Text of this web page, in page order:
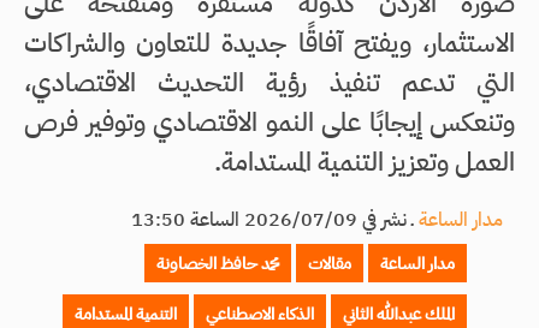
الاستثمار، ويفتح آفاقًا جديدة للتعاون والشراكات
التي تدعم تنفيذ رؤية التحديث الاقتصادي،
وتنعكس إيجابًا على النمو الاقتصادي وتوفير فرص
العمل وتعزيز التنمية المستدامة.
مدار الساعةـنشر في 2026/07/09 الساعة 13:50
مدار الساعة مقالات
محمد حافظ الخصاونة
الملك عبدالله الثاني
الذكاء الاصطناعي التنمية المستدامة